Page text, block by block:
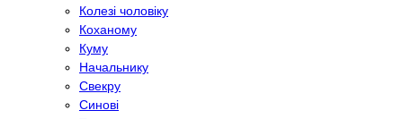
Колезі чоловіку
Коханому
Куму
Начальнику
Свекру
Синові